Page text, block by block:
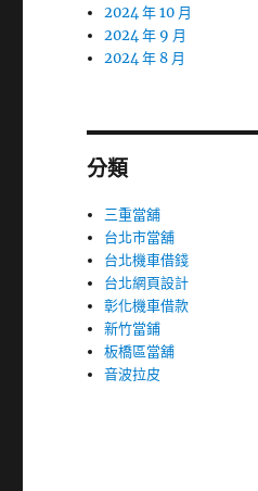
2024 年 10 月
2024 年 9 月
2024 年 8 月
分類
三重當舖
台北市當舖
台北機車借錢
台北網頁設計
彰化機車借款
新竹當鋪
板橋區當舖
音波拉皮